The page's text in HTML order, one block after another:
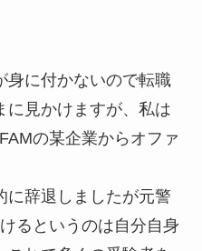
身に付かないので転職
に見かけますが、私は
の某企業からオファ
に辞退しましたが元警
るというのは自分自身